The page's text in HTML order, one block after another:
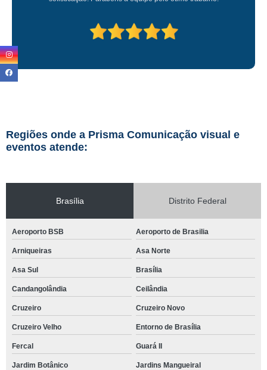
Regiões onde a Prisma Comunicação visual e
eventos atende:
Brasília Distrito Federal
Aeroporto BSB Aeroporto de Brasilia
Arniqueiras Asa Norte
Asa Sul Brasília
Candangolândia Ceilândia
Cruzeiro Cruzeiro Novo
Cruzeiro Velho Entorno de Brasília
Fercal Guará II
Jardim Botânico Jardins Mangueiral